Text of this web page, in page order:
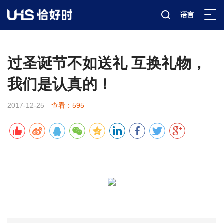
语言
> 新闻资讯 > 公司新闻
过圣诞节不如送礼 互换礼物，
我们是认真的！
2017-12-25 查看：595